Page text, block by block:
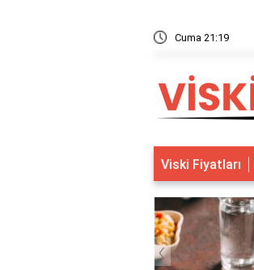
Cuma 21:19
Viski Fiyatları
‹